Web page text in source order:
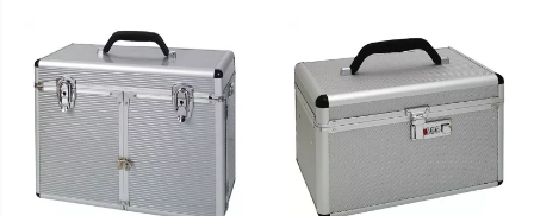
Ár szerint csökkenő
Ár szerint növekvő
Mutat: 160